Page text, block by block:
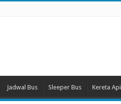
Jadwal Bus Sleeper Bus Kereta Api